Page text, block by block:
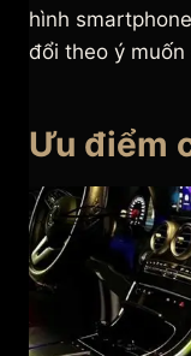
hình
đổi theo ý
Ưu điểm